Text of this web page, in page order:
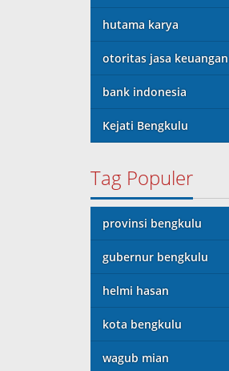
hutama karya
otoritas jasa keuangan
bank indonesia
Kejati Bengkulu
Tag Populer
provinsi bengkulu
gubernur bengkulu
helmi hasan
kota bengkulu
wagub mian